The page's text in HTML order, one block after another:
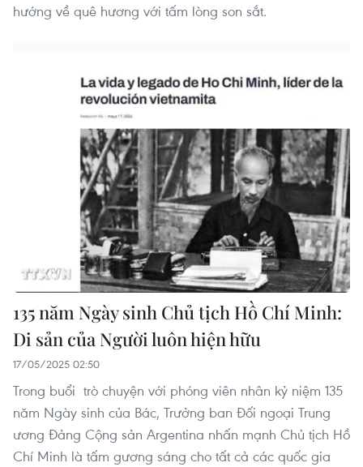
hướng về quê hương với tấm lòng son sắt.
135 năm Ngày sinh Chủ tịch Hồ Chí Minh:
Di sản của Người luôn hiện hữu
17/05/2025 02:50
Trong buổi trò chuyện với phóng viên nhân kỷ niệm 135
năm Ngày sinh của Bác, Trưởng ban Đối ngoại Trung
ương Đảng Cộng sản Argentina nhấn mạnh Chủ tịch Hồ
Chí Minh là tấm gương sáng cho tất cả các quốc gia